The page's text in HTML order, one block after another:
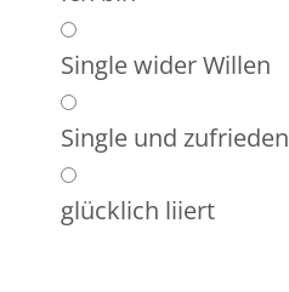
Single wider Willen
Single und zufrieden
glücklich liiert